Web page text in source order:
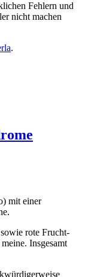
Fehlern und
nicht machen
.
mit einer
rote Frucht-
Insgesamt